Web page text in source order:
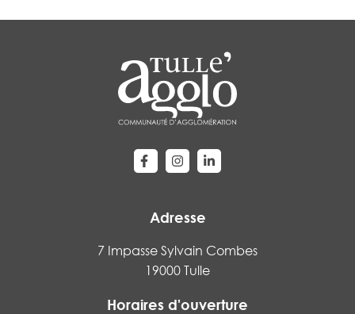
Lien vers le compte Facebook
Lien vers le compte Instagram
Lien vers le compte
Adresse
7 Impasse Sylvain Combes
19000 Tulle
Horaires d'ouverture